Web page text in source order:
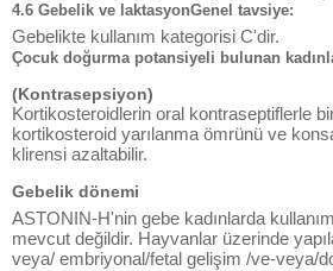
4.6 Gebelik ve laktasyonGenel tavsiye:
Gebelikte kullanım kategorisi C'dir.
Çocuk doğurma potansiyeli bulunan
(Kontrasepsiyon)
Kortikosteroidlerin oral kontraseptiflerle
kortikosteroid yarılanma ömrünü ve
klirensi azaltabilir.
Gebelik dönemi
ASTONIN-H'nin gebe kadınlarda
mevcut değildir. Hayvanlar üzerinde
veya/ embriyonal/fetal gelişim /ve-veya/